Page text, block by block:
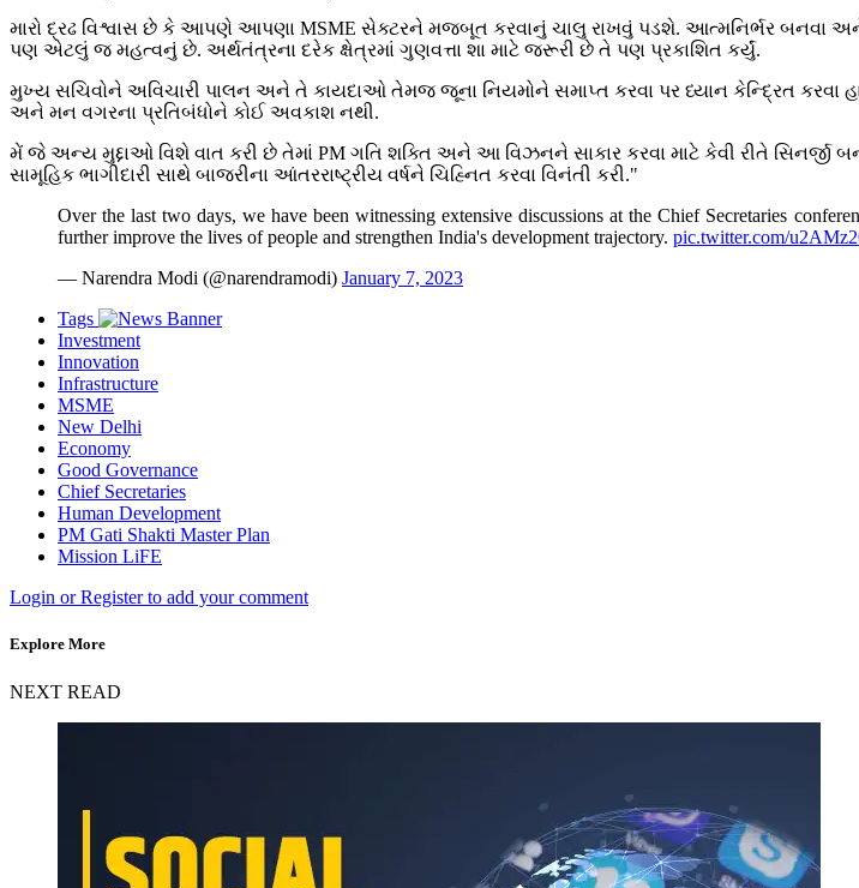
મારો દ્રઢ વિશ્વાસ છે કે આપણે આપણા MSME સેક્ટરને મજબૂત કરવાનું ચાલુ રાખવું પડશે. આત્મનિર્ભર બનવા
પણ એટલું જ મહત્વનું છે. અર્થતંત્રના દરેક ક્ષેત્રમાં ગુણવત્તા શા માટે જરૂરી છે તે પણ પ્રકાશિત કર્યું.
મુખ્ય સચિવોને અવિચારી પાલન અને તે કાયદાઓ તેમજ જૂના નિયમોને સમાપ્ત કરવા પર ધ્યાન કેન્દ્રિત
અને મન વગરના પ્રતિબંધોને કોઈ અવકાશ નથી.
મેં જે અન્ય મુદ્દાઓ વિશે વાત કરી છે તેમાં PM ગતિ શક્તિ અને આ વિઝનને સાકાર કરવા માટે કેવી રીતે સિનર્જી
સામૂહિક ભાગીદારી સાથે બાજરીના આંતરરાષ્ટ્રીય વર્ષને ચિહ્નિત કરવા વિનંતી કરી."
Over the last two days, we have been witnessing extensive discussions at the Chief Secretaries
further improve the lives of people and strengthen India's development trajectory. pic.twitter.com/
— Narendra Modi (@narendramodi) January 7, 2023
Tags
Investment
Innovation
Infrastructure
MSME
New Delhi
Economy
Good Governance
Chief Secretaries
Human Development
PM Gati Shakti Master Plan
Mission LiFE
Login or Register to add your comment
Explore More
NEXT READ